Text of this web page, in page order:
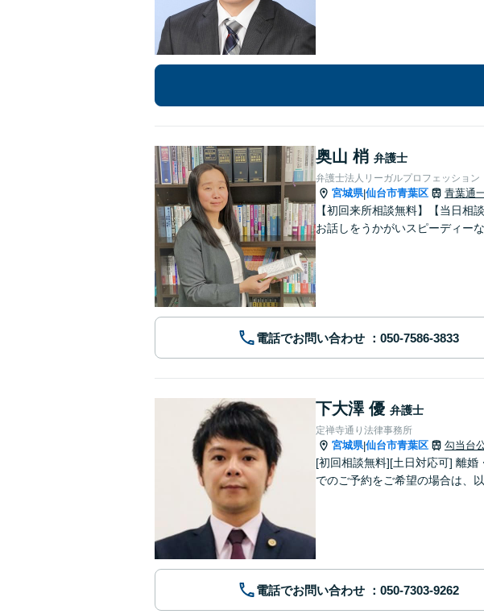
奥山 梢 弁護士
弁護士法人リーガルプロフェッション
宮城県|仙台市青葉区 青葉通
【初回来所相談無料】【当日相
お話しをうかがいスピーディー
電話でお問い合わせ
下大澤 優 弁護士
定禅寺通り法律事務所
宮城県|仙台市青葉区 勾当台
[初回相談無料][土日対応可] 離婚・男女問題を主に扱っております。 LINEメッセージでのご予約も対応可能です。 LINE
でのご予約をご希望の場合は、
電話でお問い合わせ